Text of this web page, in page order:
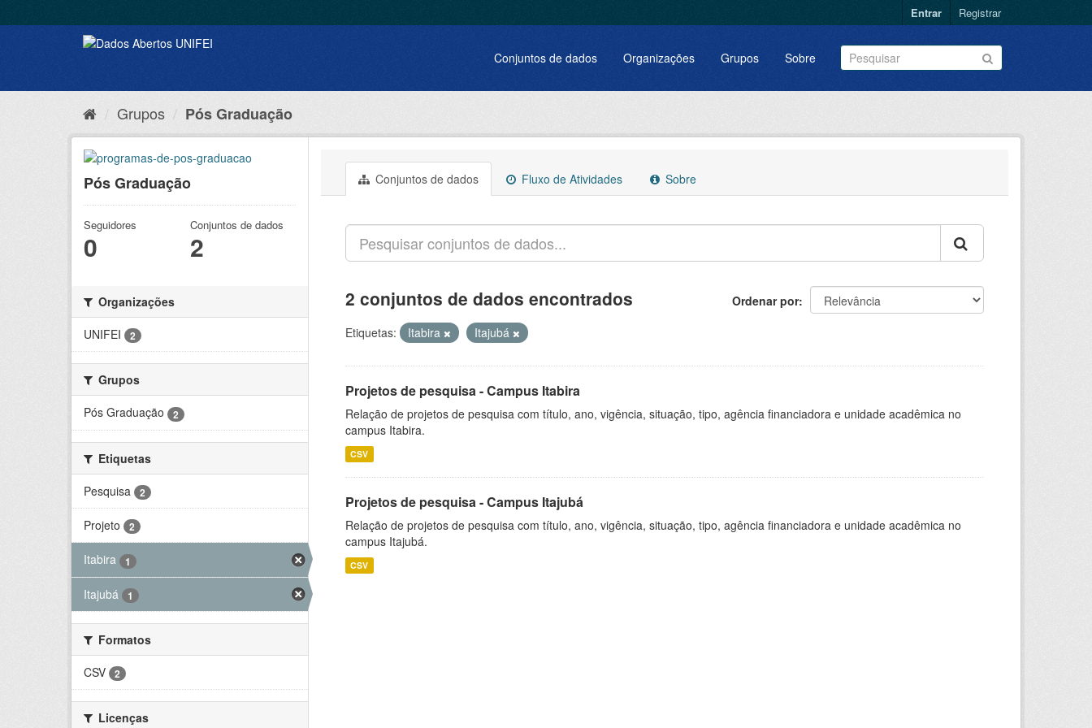
Entrar Registrar
Conjuntos de dados Organizações Grupos Sobre
Grupos Pós Graduação
Pós Graduação
Seguidores
0
Conjuntos de dados
2
Organizações
UNIFEI
2
Grupos
Pós Graduação
2
Etiquetas
Pesquisa
2
Projeto 2
Itabira 1
Itajubá 1
Formatos
CSV
2
Licenças
Conjuntos de dados Fluxo de Atividades Sobre
Ordenar por
2 conjuntos de dados encontrados
Etiquetas: Itabira Itajubá
Projetos de pesquisa - Campus Itabira
Relação de projetos de pesquisa com título, ano, vigência, situação, tipo, agência financiadora e unidade acadêmica no
campus Itabira.
CSV
Projetos de pesquisa - Campus Itajubá
Relação de projetos de pesquisa com título, ano, vigência, situação, tipo, agência financiadora e unidade acadêmica no
campus Itajubá.
CSV